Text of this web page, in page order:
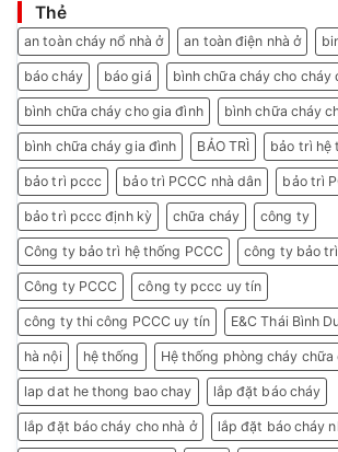
Thẻ
an toàn cháy nổ nhà ở an toàn điện nhà ở
báo cháy báo giá bình chữa cháy cho cháy
bình chữa cháy cho gia đình bình chữa cháy
bình chữa cháy gia đình BẢO TRÌ bảo trì hệ
bảo trì pccc bảo trì PCCC nhà dân bảo trì
bảo trì pccc định kỳ chữa cháy công ty
Công ty bảo trì hệ thống PCCC công ty bảo
Công ty PCCC công ty pccc uy tín
công ty thi công PCCC uy tín E&C Thái Bình
hà nội hệ thống Hệ thống phòng cháy chữa
lap dat he thong bao chay lắp đặt báo cháy
lắp đặt báo cháy cho nhà ở lắp đặt báo cháy